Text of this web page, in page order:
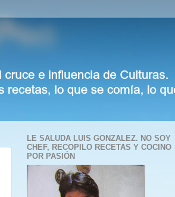
LE SALUDA LUIS GONZALEZ. NO SOY
CHEF, RECOPILO RECETAS Y COCINO
POR PASIÓN